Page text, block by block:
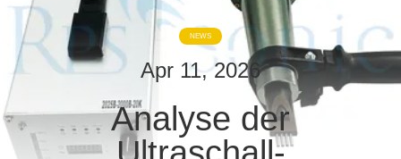
QUALITÄTSKONTROLLE
TRETEN
SIE
MIT
NEWS
Apr 11, 2026
Analyse der